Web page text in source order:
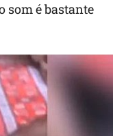
som é bastante